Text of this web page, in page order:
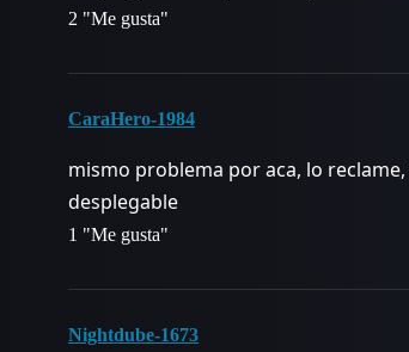
2 "Me gusta"
CaraHero-1984
mismo problema por aca, lo
desplegable
1 "Me gusta"
Nightdube-1673